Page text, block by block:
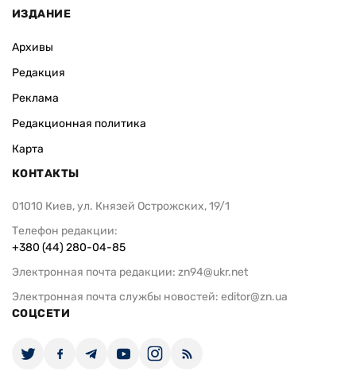
ИЗДАНИЕ
Архивы
Редакция
Реклама
Редакционная политика
Карта
КОНТАКТЫ
01010 Киев, ул. Князей Острожских, 19/1
Телефон редакции:
+380 (44) 280-04-85
Электронная почта редакции: zn94@ukr.net
Электронная почта службы новостей: editor@zn.ua
СОЦСЕТИ